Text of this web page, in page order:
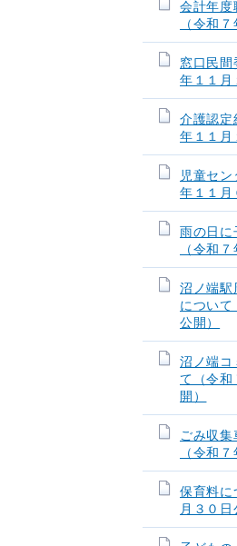
会計年度
（令和
窓口民間
年１１月
介護認定
年１１月
児童セン
年１１月
雨の日に
（令和
沼ノ端駅
について
公開）
沼ノ端コ
て（令和
開）
ごみ収集
（令和
保育料に
月３０日